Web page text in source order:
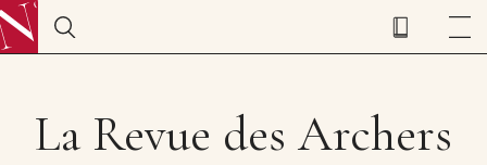
La Revue des Archers